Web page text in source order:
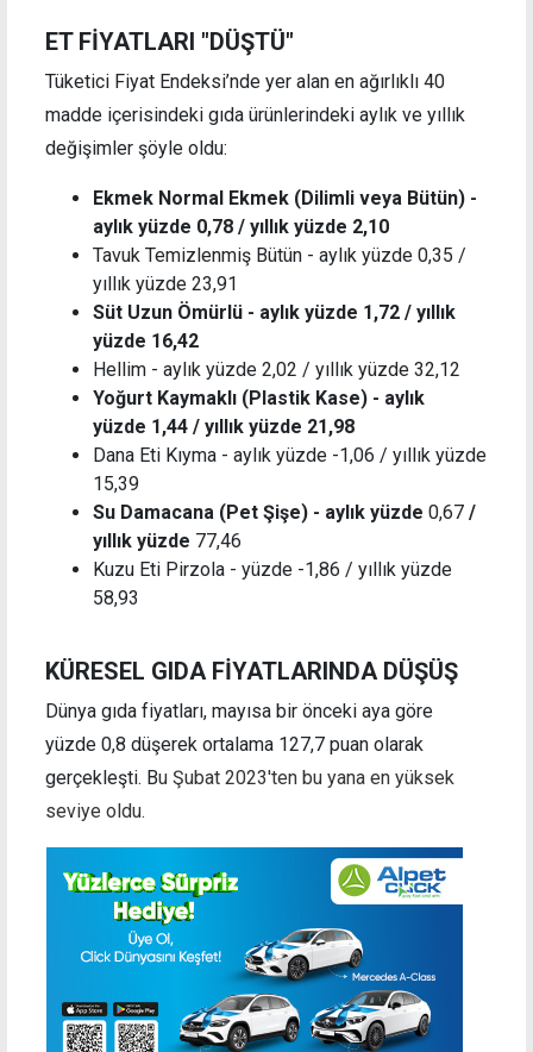
ET FİYATLARI "DÜŞTÜ"
Tüketici Fiyat Endeksi’nde yer alan en ağırlıklı 40
madde içerisindeki gıda ürünlerindeki aylık ve yıllık
değişimler şöyle oldu:
Ekmek Normal Ekmek (Dilimli veya Bütün) -
aylık yüzde 0,78 / yıllık yüzde 2,10
Tavuk Temizlenmiş Bütün - aylık yüzde 0,35 /
yıllık yüzde 23,91
Süt Uzun Ömürlü - aylık yüzde 1,72 / yıllık
yüzde 16,42
Hellim - aylık yüzde 2,02 / yıllık yüzde 32,12
Yoğurt Kaymaklı (Plastik Kase) - aylık
yüzde 1,44 / yıllık yüzde 21,98
Dana Eti Kıyma - aylık yüzde -1,06 / yıllık yüzde
15,39
Su Damacana (Pet Şişe) - aylık yüzde 0,67 /
yıllık yüzde 77,46
Kuzu Eti Pirzola - yüzde -1,86 / yıllık yüzde
58,93
KÜRESEL GIDA FİYATLARINDA DÜŞÜŞ
Dünya gıda fiyatları, mayısa bir önceki aya göre
yüzde 0,8 düşerek ortalama 127,7 puan olarak
gerçekleşti. Bu Şubat 2023'ten bu yana en yüksek
seviye oldu.